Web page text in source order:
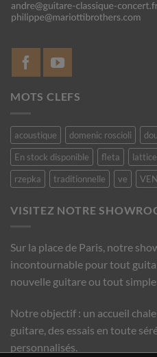
MOTS CLEFS
acoustique domenic roscioli dou
En stock disponible
fleta lattice
rzepka
traditionnelle ve
VISITEZ NOTRE
Sur la place de Paris, notre
incontournable pour tout
nouvelle guitare ou tout
Notre objectif : un accueil
guitare, des essais en toute
personnalisés.